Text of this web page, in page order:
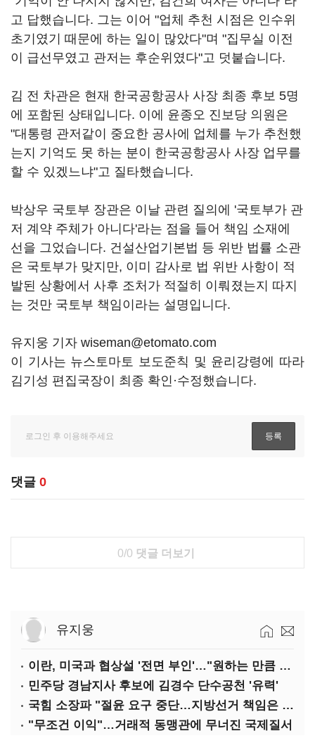
고 답했습니다. 그는 이어 "업체 추천 시점은 인수위
초기였기 때문에 하는 일이 많았다"며 "집무실 이전
이 급선무였고 관저는 후순위였다"고 덧붙습니다.
김 전 차관은 현재 한국공항공사 사장 최종 후보 5명
에 포함된 상태입니다. 이에 윤종오 진보당 의원은
"대통령 관저같이 중요한 공사에 업체를 누가 추천했
는지 기억도 못 하는 분이 한국공항공사 사장 업무를
할 수 있겠느냐"고 질타했습니다.
박상우 국토부 장관은 이날 관련 질의에 '국토부가 관
저 계약 주체가 아니다'라는 점을 들어 책임 소재에
선을 그었습니다. 건설산업기본법 등 위반 법률 소관
은 국토부가 맞지만, 이미 감사로 법 위반 사항이 적
발된 상황에서 사후 조처가 적절히 이뤄졌는지 따지
는 것만 국토부 책임이라는 설명입니다.
유지웅 기자 wiseman@etomato.com
이 기사는 뉴스토마토 보도준칙 및 윤리강령에 따라
김기성 편집국장이 최종 확인·수정했습니다.
댓글 0
0/0 댓글 더보기
유지웅
이란, 미국과 협상설 '전면 부인'…"원하는 만큼 전쟁 가능"
민주당 경남지사 후보에 김경수 단수공천 '유력'
국힘 소장파 "절윤 요구 중단…지방선거 책임은 장동혁 몫"
"무조건 이익"…거래적 동맹관에 무너진 국제질서